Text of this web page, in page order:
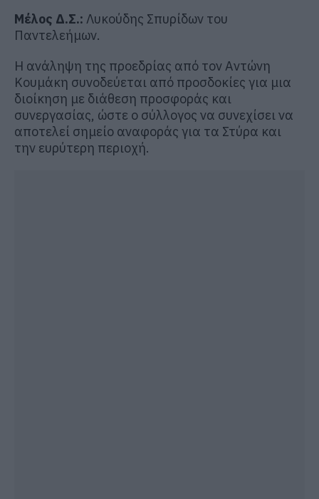
Μέλος Δ.Σ.: Λυκούδης Σπυρίδων του
Παντελεήμων.
Η ανάληψη της προεδρίας από τον Αντώνη
Κουμάκη συνοδεύεται από προσδοκίες για μια
διοίκηση με διάθεση προσφοράς και
συνεργασίας, ώστε ο σύλλογος να συνεχίσει να
αποτελεί σημείο αναφοράς για τα Στύρα και
την ευρύτερη περιοχή.